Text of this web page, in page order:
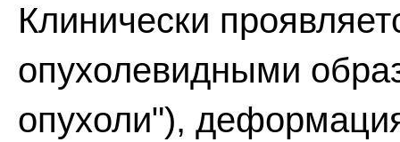
Клинически
опухолевидными
опухоли"),